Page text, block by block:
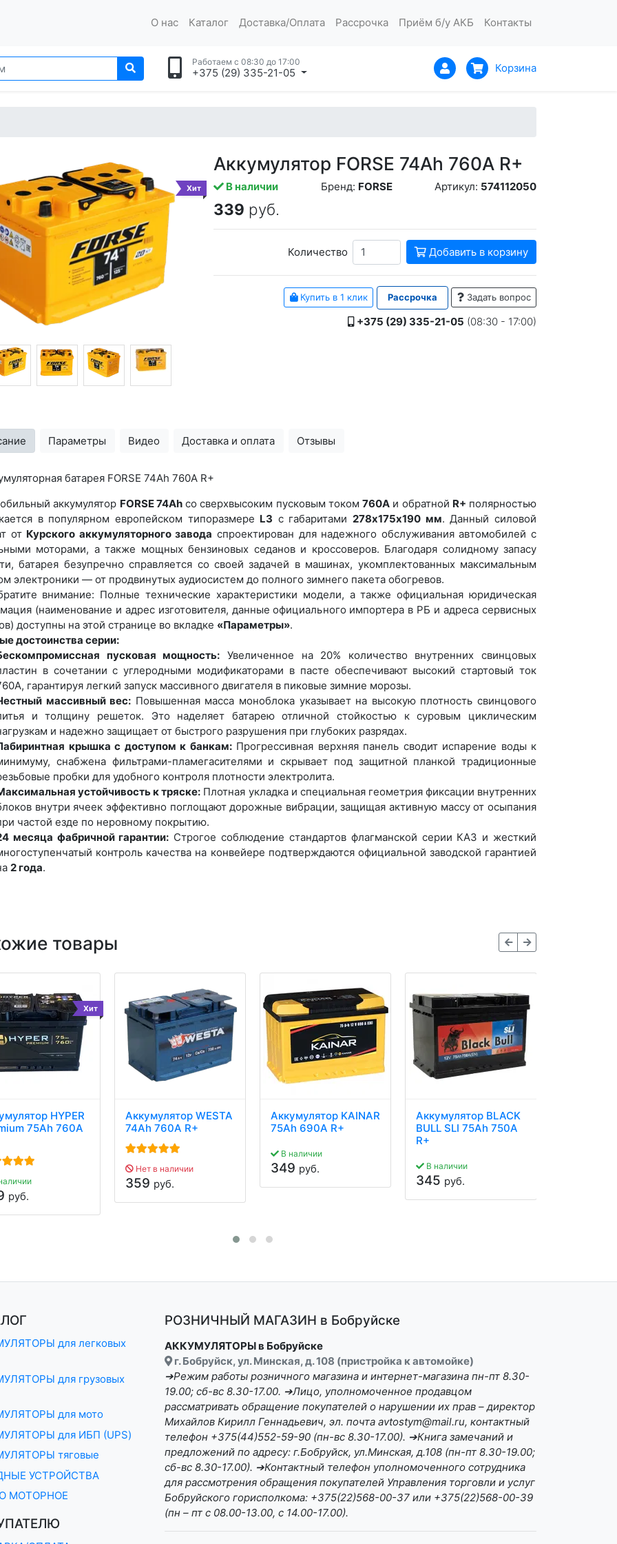
О нас Каталог Доставка/Оплата Рассрочка Приём б/у АКБ Контакты
Работаем с 08:30 до 17:00
+375 (29) 335-21-05 Корзина
Хит
Аккумулятор FORSE 74Ah 760A R+
В наличии Бренд: FORSE Артикул: 574112050
339 руб.
Количество Добавить в корзину
Купить в 1 клик Рассрочка Задать вопрос
+375 (29) 335-21-05 (08:30 - 17:00)
Параметры Видео Доставка и оплата Отзывы
батарея FORSE 74Ah 760A R+
аккумулятор FORSE 74Ahсо сверхвысоким пусковым током 760A и обратной R+ полярностью
в популярном европейском типоразмере L3 с габаритами278х175х190 мм. Данный силовой
от Курского аккумуляторного завода спроектирован для надежного обслуживания автомобилей с
моторами, а также мощных бензиновых седанов и кроссоверов. Благодаря солидному запасу
батарея безупречно справляется со своей задачей в машинах, укомплектованных максимальным
электроники — от продвинутых аудиосистем до полного зимнего пакета обогревов.
внимание: Полные технические характеристики модели, а также официальная юридическая
(наименование и адрес изготовителя, данные официального импортера в РБ и адреса сервисных
доступны на этой странице во вкладке «Параметры».
достоинства серии:
пусковая мощность: Увеличенное на 20% количество внутренних свинцовых
в сочетании с углеродными модификаторами в пасте обеспечивают высокий стартовый ток
гарантируя легкий запуск массивного двигателя в пиковые зимние морозы.
массивный вес: Повышенная масса моноблока указывает на высокую плотность свинцового
и толщину решеток. Это наделяет батарею отличной стойкостью к суровым циклическим
и надежно защищает от быстрого разрушения при глубоких разрядах.
крышка с доступом к банкам:Прогрессивная верхняя панель сводит испарение воды к
снабжена фильтрами-пламегасителями и скрывает под защитной планкой традиционные
пробки для удобного контроля плотности электролита.
устойчивость к тряске: Плотная укладка и специальная геометрия фиксации внутренних
внутри ячеек эффективно поглощают дорожные вибрации, защищая активную массу от осыпания
частой езде по неровному покрытию.
месяца фабричной гарантии: Строгое соблюдение стандартов флагманской серии КАЗ и жесткий
контроль качества на конвейере подтверждаются официальной заводской гарантией
2 года.
товары
Хит
HYPER
75Ah 760A
руб.
Аккумулятор WESTA
74Ah 760A R+
Нет в наличии
359 руб.
Аккумулятор KAINAR
75Ah 690A R+
В наличии
349 руб.
Аккумулятор BLACK
BULL SLI 75Ah 750A
R+
В наличии
345 руб.
для легковых
для грузовых
для мото
для ИБП (UPS)
тяговые
УСТРОЙСТВА
МОТОРНОЕ
РОЗНИЧНЫЙ МАГАЗИН в Бобруйске
АККУМУЛЯТОРЫ в Бобруйске
г. Бобруйск, ул. Минская, д. 108 (пристройка к автомойке)
➔Режим работы розничного магазина и интернет-магазина пн-пт 8.30-
19.00; сб-вс 8.30-17.00. ➔Лицо, уполномоченное продавцом
рассматривать обращение покупателей о нарушении их прав – директор
Михайлов Кирилл Геннадьевич, эл. почта avtostym@mail.ru, контактный
телефон +375(44)552-59-90 (пн-вс 8.30-17.00). ➔Книга замечаний и
предложений по адресу: г.Бобруйск, ул.Минская, д.108 (пн-пт 8.30-19.00;
сб-вс 8.30-17.00). ➔Контактный телефон уполномоченного сотрудника
для рассмотрения обращения покупателей Управления торговли и услуг
Бобруйского горисполкома: +375(22)568-00-37 или +375(22)568-00-39
(пн – пт с 08.00-13.00, с 14.00-17.00).